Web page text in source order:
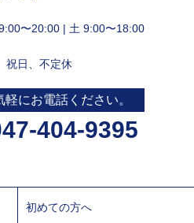
〜20:00 | 土 9:00〜18:00
祝日、不定休
にお電話ください。
404-9395
初めての方へ